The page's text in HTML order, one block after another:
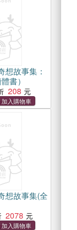
想故事集：
書）
208
想故事集(全
2078